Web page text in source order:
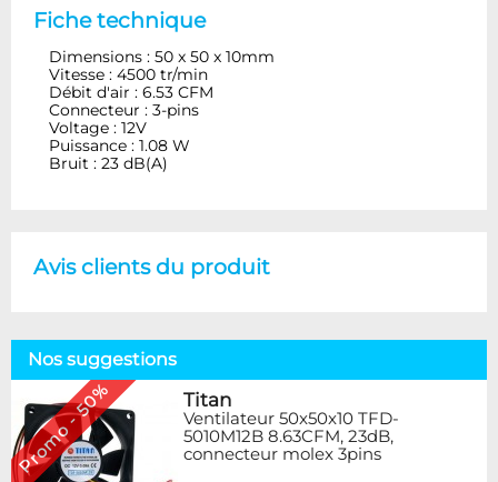
Fiche technique
Dimensions : 50 x 50 x 10mm
Vitesse : 4500 tr/min
Débit d'air : 6.53 CFM
Connecteur : 3-pins
Voltage : 12V
Puissance : 1.08 W
Bruit : 23 dB(A)
Avis clients du produit
Nos suggestions
Promo - 50% Titan
Ventilateur 50x50x10 TFD-
5010M12B 8.63CFM, 23dB,
connecteur molex 3pins